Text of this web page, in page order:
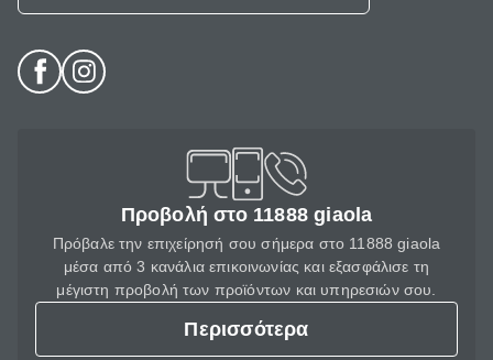
Προβολή στο 11888 giaola
Πρόβαλε την επιχείρησή σου σήμερα στο 11888 giaola
μέσα από 3 κανάλια επικοινωνίας και εξασφάλισε τη
μέγιστη προβολή των προϊόντων και υπηρεσιών σου.
Περισσότερα